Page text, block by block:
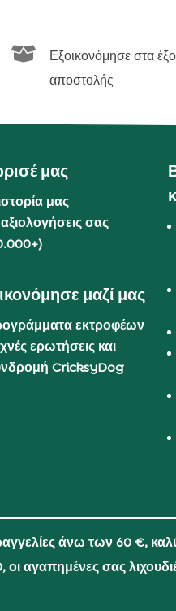

Εξοικονόμησε στα
αποστολής
μας
μας
σας
μαζί μας
εκτροφέων
ερωτήσεις και
CricksyDog
άνω των 60 €,
οι αγαπημένες σας